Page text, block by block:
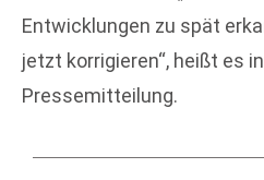
Entwicklungen zu spät
jetzt korrigieren“, heißt es
Pressemitteilung.